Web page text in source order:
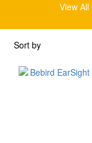
View All
Sort by